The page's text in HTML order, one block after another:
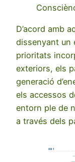
D’acord amb
dissenyant un
prioritats
exteriors, els
generació
els accessos
entorn ple de
a través dels